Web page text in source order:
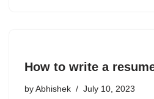
How to write a
by Abhishek July 10, 2023